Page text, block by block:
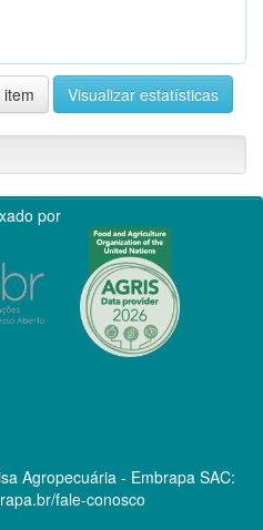
Visualizar estatísticas
por
Agropecuária - Embrapa SAC:
fale-conosco